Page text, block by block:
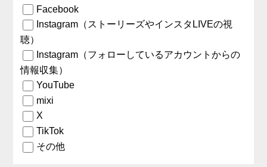
Facebook
Instagram（ストーリーズやインスタLIVEの視
聴）
Instagram（フォローしているアカウントからの
情報収集）
YouTube
mixi
X
TikTok
その他